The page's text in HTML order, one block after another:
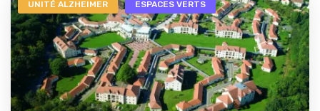
UNITÉ ALZHEIMER ESPACES VERTS